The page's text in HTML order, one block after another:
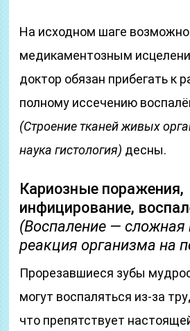
На исходном шаге
медикаментозным
доктор обязан прибегать к
полному иссечению
(Строение тканей живых
наука гистология) десны.
Кариозные поражения,
инфицирование,
(Воспаление — сложная
реакция организма на
Прорезавшиеся зубы
могут воспаляться из-за
что препятствует